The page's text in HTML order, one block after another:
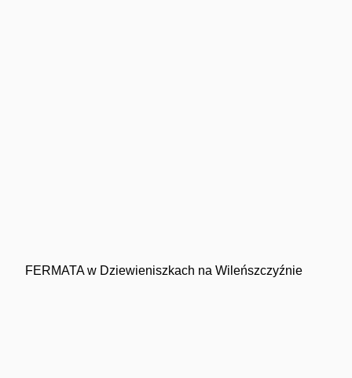
FERMATA w Dziewieniszkach na Wileńszczyźnie